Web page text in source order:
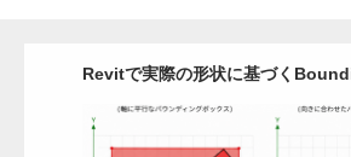
Revitで実際の形状に基づく